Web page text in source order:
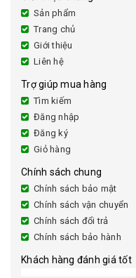
Sản phẩm
Trang chủ
Giới thiệu
Liên hệ
Trợ giúp mua hàng
Tìm kiếm
Đăng nhập
Đăng ký
Giỏ hàng
Chính sách chung
Chính sách bảo mật
Chính sách vận chuyển
Chính sách đổi trả
Chính sách bảo hành
Khách hàng đánh giá tốt